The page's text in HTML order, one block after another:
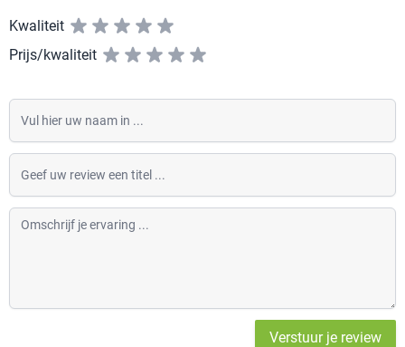
Kwaliteit
Prijs/kwaliteit
Vul hier uw naam in
Geef uw review een titel
Omschrijf je ervaring
Verstuur je review